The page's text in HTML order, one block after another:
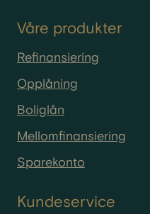
Våre produkter
Refinansiering
Opplåning
Boliglån
Mellomfinansiering
Sparekonto
Kundeservice